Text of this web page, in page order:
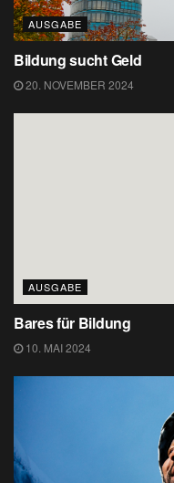
AUSGABE
Bildung sucht Geld
20. NOVEMBER 2024
AUSGABE
Bares für Bildung
10. MAI 2024